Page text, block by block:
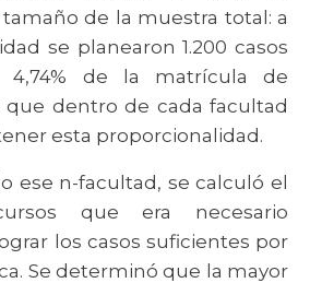
de la muestra total: a
se planearon 1.200 casos
4,74% de la matrícula de
que dentro de cada facultad
esta proporcionalidad.
ese n-facultad, se calculó el
que era necesario
los casos suficientes por
Se determinó que la mayor